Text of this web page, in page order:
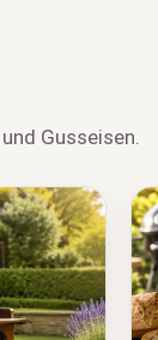
Gusseisen.